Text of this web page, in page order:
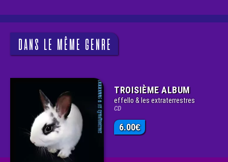
DANS LE MÊME GENRE
TROISIÈME ALBUM
effello & les extraterrestres
CD
6.00€